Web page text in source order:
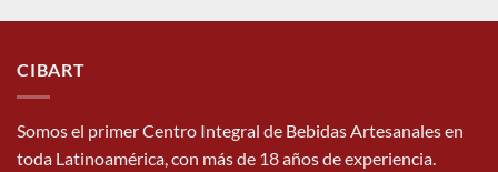
CIBART
Somos el primer Centro Integral de Bebidas Artesanales en
toda Latinoamérica, con más de 18 años de experiencia.